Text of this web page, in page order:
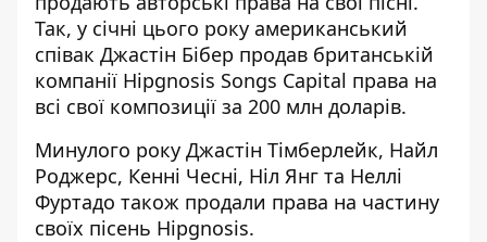
Так, у січні цього року американський
співак Джастін Бібер продав британській
компанії Hipgnosis Songs Capital права на
всі свої композиції за 200 млн доларів.
Минулого року Джастін Тімберлейк, Найл
Роджерс, Кенні Чесні, Ніл Янг та Неллі
Фуртадо також продали права на частину
своїх пісень Hipgnosis.